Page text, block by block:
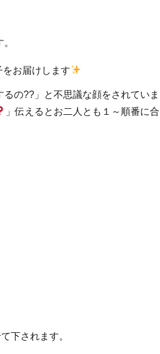
お届けします
の??」と不思議な顔をされていま
」伝えるとお二人とも１～順番に合
下されます。